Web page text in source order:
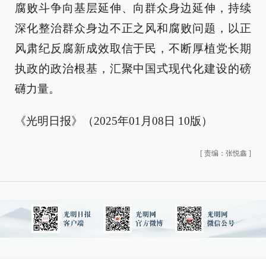
腐败斗争向基层延伸、向群众身边延伸，持续
深化整治群众身边不正之风和腐败问题，以正
风肃纪反腐新成效取信于民，不断厚植党长期
执政的政治根基，汇聚中国式现代化建设的磅
礴力量。
《光明日报》（2025年01月08日 10版）
[ 责编：张悦鑫 ]